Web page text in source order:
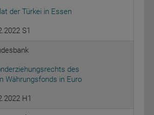
der Türkei in Essen
S1
des
Währungsfonds in Euro
H1